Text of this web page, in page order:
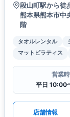
段山町駅から徒
熊本県熊本市
階
タオルレンタル
マットピラティス
営業
平日 10:00
店舗情報